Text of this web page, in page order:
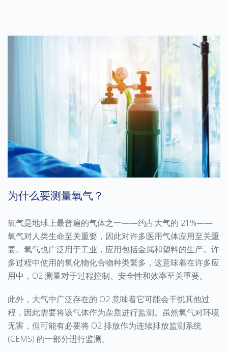
为什么要测量氧气？
氧气是地球上最普遍的气体之一——约占大气的 21%——
氧气对人类生命至关重要，因此对许多医用气体应用至关重
要。氧气也广泛用于工业，应用包括金属和塑料的生产。许
多过程中使用的氧化物化合物种类繁多，这意味着在许多应
用中，O2 测量对于过程控制、安全性和效率至关重要。
此外，大气中广泛存在的 O2 意味着它可能会干扰其他过
程，因此需要将该气体作为杂质进行监测。虽然氧气对环境
无害，但可能有必要将 O2 排放作为连续排放监测系统
(CEMS) 的一部分进行监测。